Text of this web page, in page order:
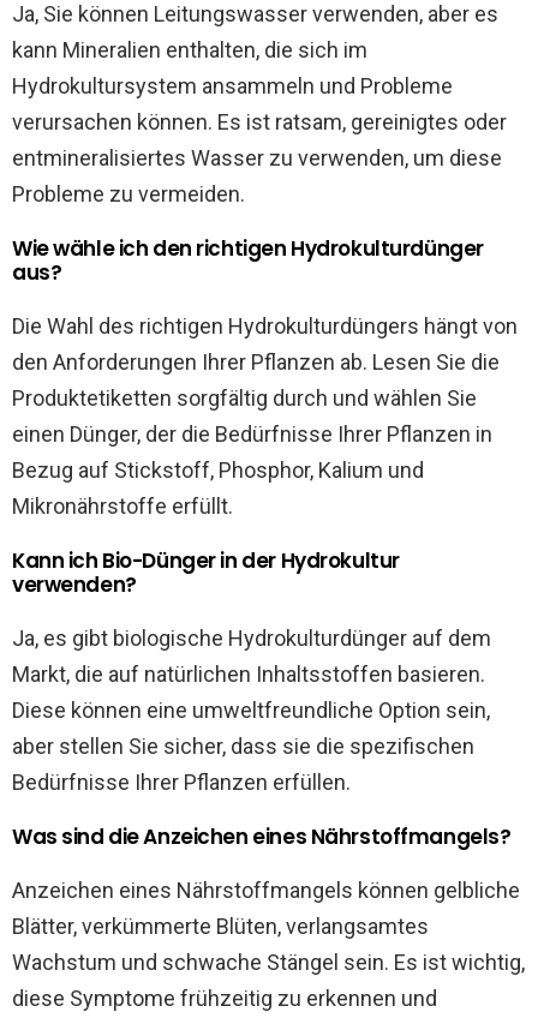
Ja, Sie können Leitungswasser verwenden, aber es
kann Mineralien enthalten, die sich im
Hydrokultursystem ansammeln und Probleme
verursachen können. Es ist ratsam, gereinigtes oder
entmineralisiertes Wasser zu verwenden, um diese
Probleme zu vermeiden.
Wie wähle ich den richtigen Hydrokulturdünger
aus?
Die Wahl des richtigen Hydrokulturdüngers hängt von
den Anforderungen Ihrer Pflanzen ab. Lesen Sie die
Produktetiketten sorgfältig durch und wählen Sie
einen Dünger, der die Bedürfnisse Ihrer Pflanzen in
Bezug auf Stickstoff, Phosphor, Kalium und
Mikronährstoffe erfüllt.
Kann ich Bio-Dünger in der Hydrokultur
verwenden?
Ja, es gibt biologische Hydrokulturdünger auf dem
Markt, die auf natürlichen Inhaltsstoffen basieren.
Diese können eine umweltfreundliche Option sein,
aber stellen Sie sicher, dass sie die spezifischen
Bedürfnisse Ihrer Pflanzen erfüllen.
Was sind die Anzeichen eines Nährstoffmangels?
Anzeichen eines Nährstoffmangels können gelbliche
Blätter, verkümmerte Blüten, verlangsamtes
Wachstum und schwache Stängel sein. Es ist wichtig,
diese Symptome frühzeitig zu erkennen und